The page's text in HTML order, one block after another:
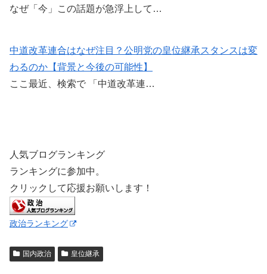
なぜ「今」この話題が急浮上して…
中道改革連合はなぜ注目？公明党の皇位継承スタンスは変
わるのか【背景と今後の可能性】
ここ最近、検索で 「中道改革連…
人気ブログランキング
ランキングに参加中。
クリックして応援お願いします！
政治ランキング
国内政治 皇位継承